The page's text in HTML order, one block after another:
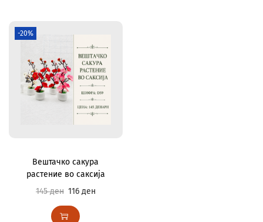
-20%
Вештачко сакура
растение во саксија
145ден 116 ден